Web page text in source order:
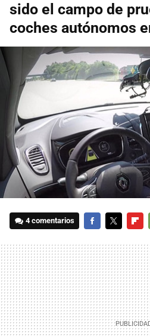
sido el campo de
coches autónomos
4 comentarios